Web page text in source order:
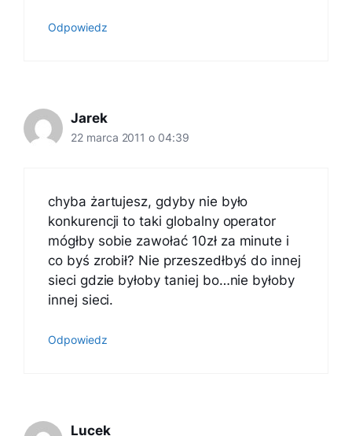
Odpowiedz
Jarek
22 marca 2011 o 04:39
chyba żartujesz, gdyby nie było
konkurencji to taki globalny operator
mógłby sobie zawołać 10zł za minute i
co byś zrobił? Nie przeszedłbyś do innej
sieci gdzie byłoby taniej bo…nie byłoby
innej sieci.
Odpowiedz
Lucek